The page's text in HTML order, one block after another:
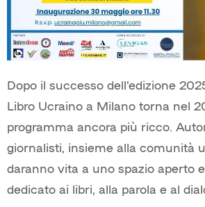
Dopo il successo dell’edizione
Libro Ucraino a Milano torna nel
programma ancora più ricco.
giornalisti, insieme alla comunità
daranno vita a uno spazio aperto
dedicato ai libri, alla parola e al